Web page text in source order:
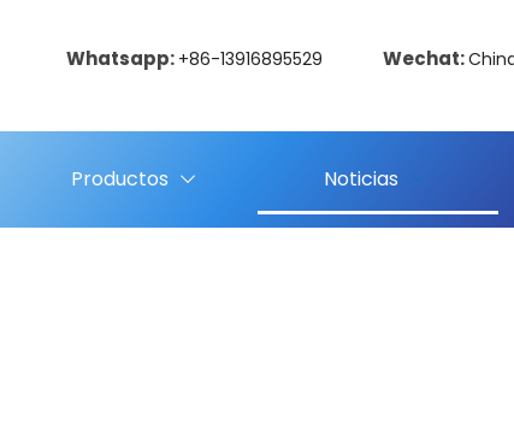
Whatsapp: +86-13916895529 Wechat:
Productos Noticias